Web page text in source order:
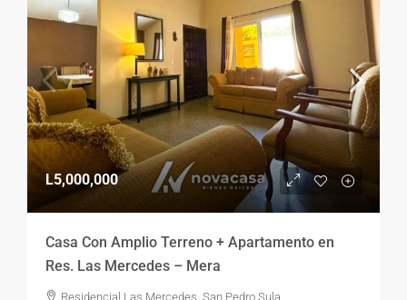
L5,000,000
Casa Con Amplio Terreno + Apartamento en
Res. Las Mercedes – Mera
Residencial Las Mercedes, San Pedro Sula